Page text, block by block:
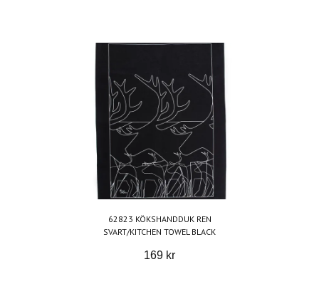
62823 KÖKSHANDDUK REN
SVART/KITCHEN TOWEL BLACK
169 kr